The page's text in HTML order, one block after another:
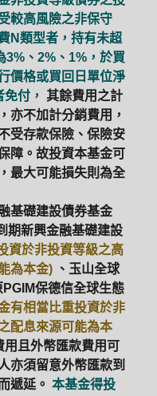
較高風險之非保守
N類型者，持有未超
3%、2%、1%，於買
價格或買回日單位淨
付， 其餘費用之計
亦不加計分銷費用，
受存款保險、保險安
障。故投資本基金可
最大可能損失則為全
基礎建設債券基金
期新興金融基礎建設
資於非投資等級之高
為本金) 、玉山全球
保德信全球生態
有相當比重投資於非
配息來源可能為本
用且外幣匯款費用可
亦須留意外幣匯款到
遞延。 本基金得投